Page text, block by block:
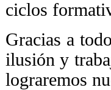
ciclos
Gracias a
ilusión y
lograremos